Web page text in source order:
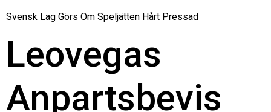
Svensk Lag Görs Om Speljätten Hårt Pressad
Leovegas
Anpartsbevis